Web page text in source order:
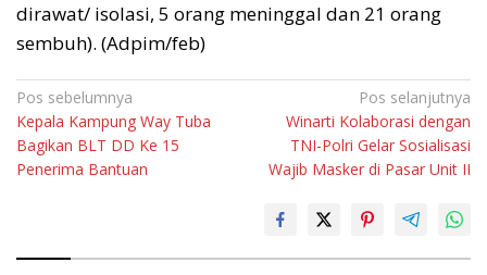
dirawat/ isolasi, 5 orang meninggal dan 21 orang
sembuh). (Adpim/feb)
Navigasi
pos
Pos sebelumnya
Kepala Kampung Way Tuba
Bagikan BLT DD Ke 15
Penerima Bantuan
Pos selanjutnya
Winarti Kolaborasi dengan
TNI-Polri Gelar Sosialisasi
Wajib Masker di Pasar Unit II